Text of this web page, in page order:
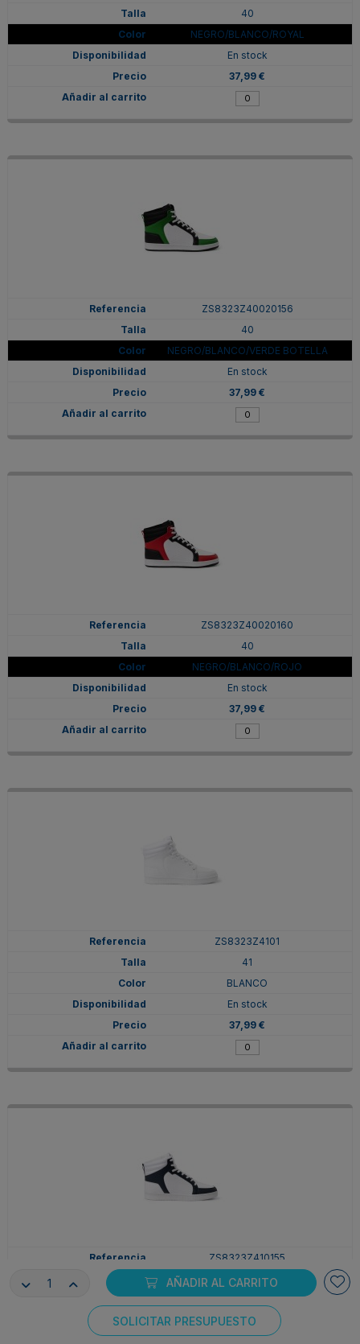
AÑADIR AL CARRITO
SOLICITAR PRESUPUESTO
40
NEGRO/BLANCO/ROYAL
En stock
37,99 €
ZS8323Z40020156
40
NEGRO/BLANCO/VERDE BOTELLA
En stock
37,99 €
ZS8323Z40020160
40
NEGRO/BLANCO/ROJO
En stock
37,99 €
ZS8323Z4101
41
BLANCO
En stock
37,99 €
ZS8323Z410155
41
BLANCO/MARINO
En stock
Consentimiento de cookies